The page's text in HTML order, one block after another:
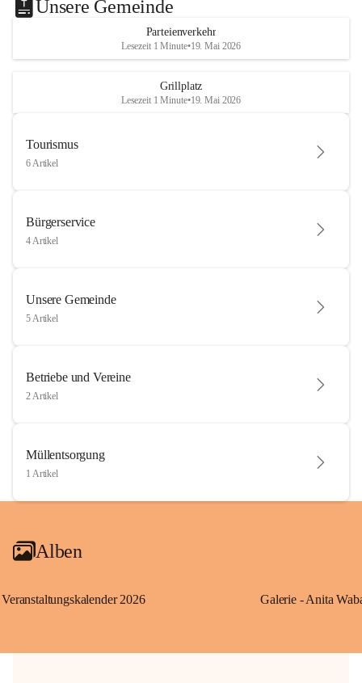
hofft auf baldige praktische Anwendung der Forschungsergebnisse.
Gerade in Zeiten des Klimawandels ist jede technologische Innovation
wichtig!
Unsere Gemeinde
Parteienverkehr
Lesezeit 1 Minute•19. Mai 2026
Grillplatz
Lesezeit 1 Minute•19. Mai 2026
Tourismus
6 Artikel
Bürgerservice
4 Artikel
Unsere Gemeinde
5 Artikel
Betriebe und Vereine
2 Artikel
Müllentsorgung
1 Artikel
Alben
Veranstaltungskalender 2026 Galerie - Anita